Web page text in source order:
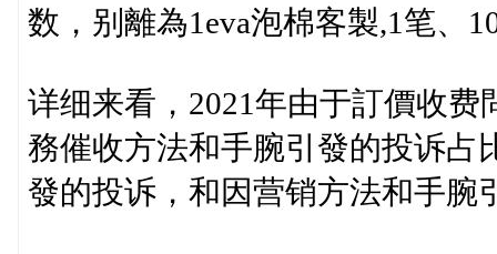
数，别離為1eva泡棉客製,1笔、
详细来看，2021年由于訂價收
務催收方法和手腕引發的投诉占
發的投诉，和因营销方法和手腕